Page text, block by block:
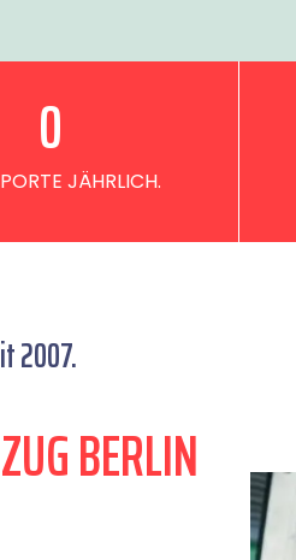
JÄHRLICH.
0
2007.
BERLIN